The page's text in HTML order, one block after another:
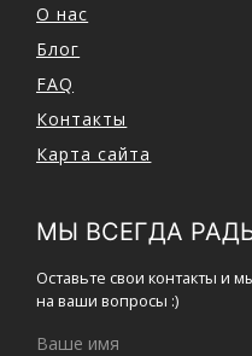
О нас
Блог
FAQ
Контакты
Карта сайта
МЫ ВСЕГДА
Оставьте свои контакты и
на ваши вопросы :)
Ваше имя